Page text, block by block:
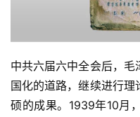
中共六届六中全会后，
国化的道路，继续进行
硕的成果。1939年10月